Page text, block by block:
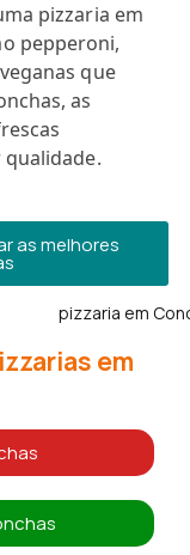
pizzaria em
pepperoni,
que
as
as melhores
em